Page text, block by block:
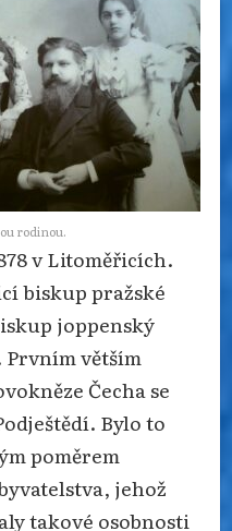
rodinou.
v Litoměřicích.
biskup pražské
joppenský
větším
Čecha se
Bylo to
poměrem
jehož
takové osobnosti